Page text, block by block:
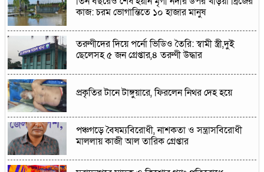
কাজ: চরম ভোগান্তিতে ১০ হাজার মানুষ
তরুণীদের দিয়ে পর্নো ভিডিও তৈরি: স্বামী স্ত্রী,দুই
ছেলেসহ ৫ জন গ্রেপ্তার,৪ তরুণী উদ্ধার
প্রকৃতির টানে টাঙ্গুয়ারে, ফিরলেন নিথর দেহ হয়ে
পঞ্চগড়ে বৈষম্যবিরোধী, নাশকতা ও সন্ত্রাসবিরোধী
মাললায় কাজী আল তারিক গ্রেপ্তার